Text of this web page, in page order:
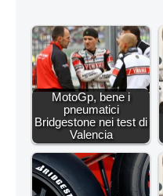
MotoGp, bene i
pneumatici
Bridgestone nei test di
Valencia